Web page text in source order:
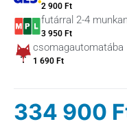
2 900 Ft
futárral 2-4
3 950 Ft
csomagautomatába
1 690 Ft
334 900